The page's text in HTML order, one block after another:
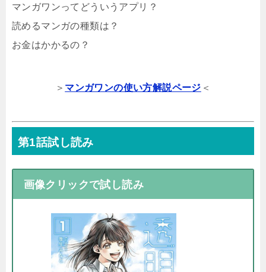
マンガワンってどういうアプリ？
読めるマンガの種類は？
お金はかかるの？
＞ マンガワンの使い方解説ページ ＜
第1話試し読み
画像クリックで試し読み